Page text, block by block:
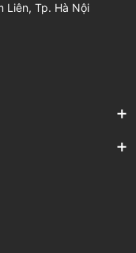
Liên, Tp. Hà Nội